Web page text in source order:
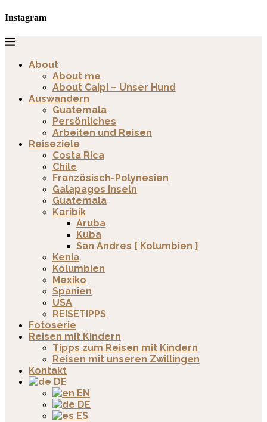
Instagram
About
About me
About Caipi – Unser Hund
Auswandern
Guatemala
Persönliches
Arbeiten und Reisen
Reiseziele
Costa Rica
Chile
Französisch-Polynesien
Galapagos Inseln
Guatemala
Karibik
Aruba
Kuba
San Andres { Kolumbien }
Kenia
Kolumbien
Mexiko
Spanien
USA
REISETIPPS
Fotoserie
Reisen mit Kindern
Tipps zum Reisen mit Kindern
Reisen mit unseren Zwillingen
Kontakt
DE
EN
DE
ES